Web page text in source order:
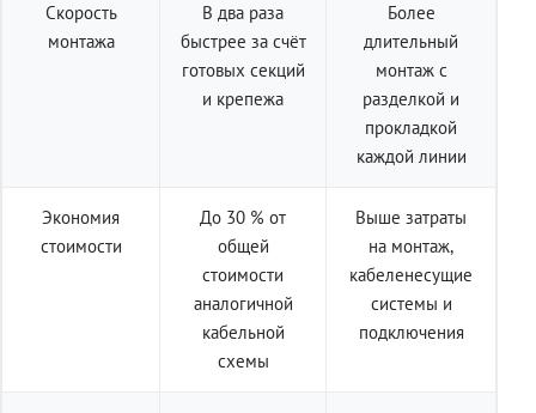
Скорость
монтажа
В два раза
быстрее за счёт
готовых секций
и крепежа
Более
длительный
монтаж с
разделкой и
прокладкой
каждой линии
Экономия
стоимости
До 30 % от
общей
стоимости
аналогичной
кабельной
схемы
Выше затраты
на монтаж,
кабеленесущие
системы и
подключения